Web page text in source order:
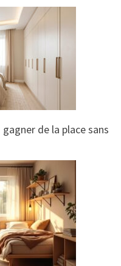
de la place sans